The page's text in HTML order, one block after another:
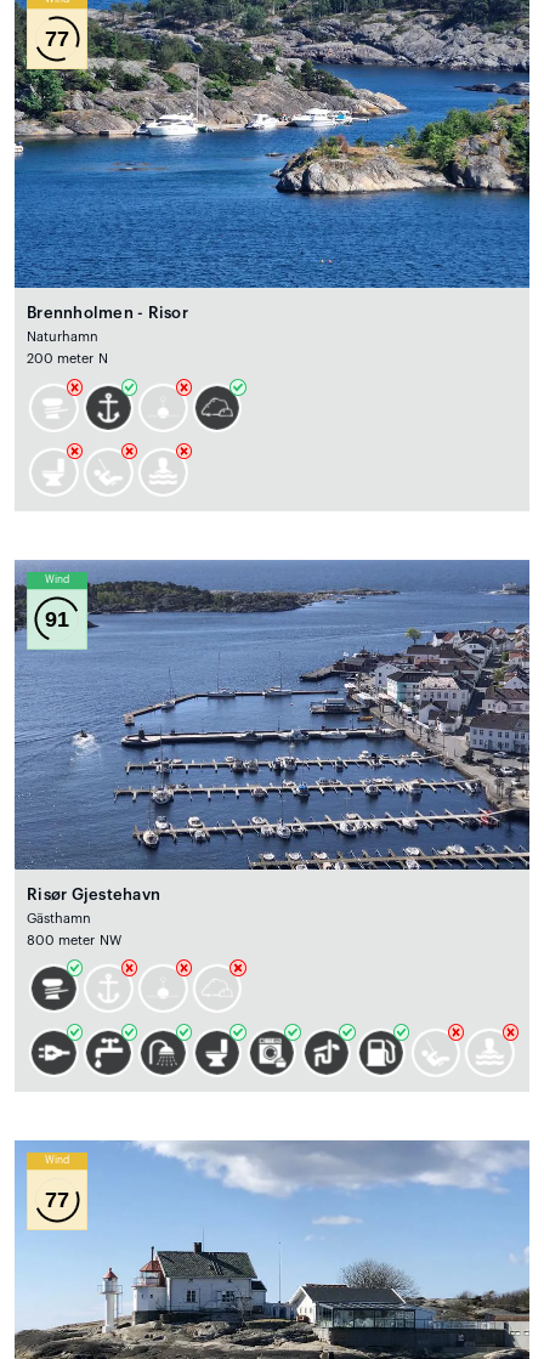
77
Brennholmen - Risor
Naturhamn
200 meter N
Wind
91
Risør Gjestehavn
Gästhamn
800 meter NW
Wind
77